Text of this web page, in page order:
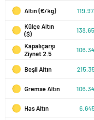
Altın (€/kg)
Külçe Altın
($)
Kapalıçarşı
Ziynet 2.5
Beşli Altın
Gremse Altın
Has Altın